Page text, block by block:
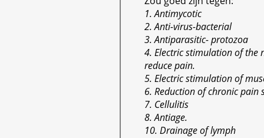
1. Antimycotic
2. Anti-virus-bacterial
3. Antiparasitic- protozoa
4. Electric stimulation of the
reduce pain.
5. Electric stimulation of
6. Reduction of chronic pain
7. Cellulitis
8. Antiage.
10. Drainage of lymph